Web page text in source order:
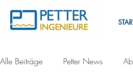
Alle Beiträge Petter News